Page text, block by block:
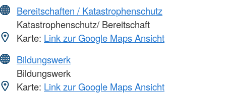
Bereitschaften / Katastrophenschutz
Katastrophenschutz/ Bereitschaft
Karte: Link zur Google Maps Ansicht
Bildungswerk
Bildungswerk
Karte: Link zur Google Maps Ansicht